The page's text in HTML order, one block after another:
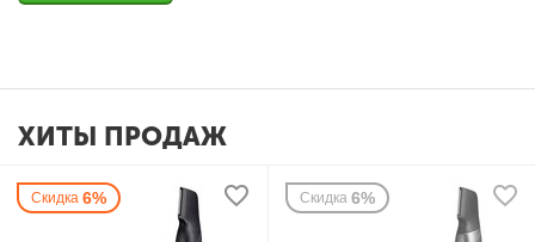
ХИТЫ ПРОДАЖ
Скидка 6% Скидка 6%